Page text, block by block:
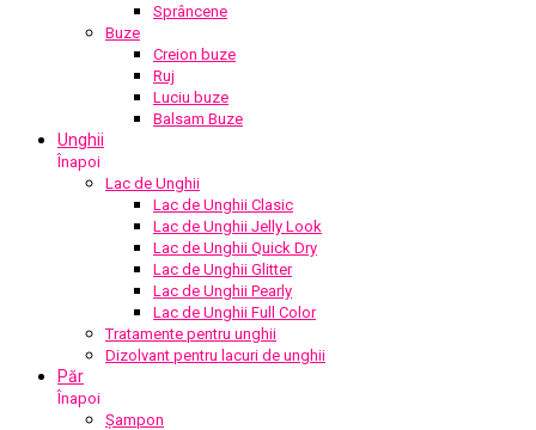
Sprâncene
Buze
Creion buze
Ruj
Luciu buze
Balsam Buze
Unghii
Înapoi
Lac de Unghii
Lac de Unghii Clasic
Lac de Unghii Jelly Look
Lac de Unghii Quick Dry
Lac de Unghii Glitter
Lac de Unghii Pearly
Lac de Unghii Full Color
Tratamente pentru unghii
Dizolvant pentru lacuri de unghii
Păr
Înapoi
Șampon